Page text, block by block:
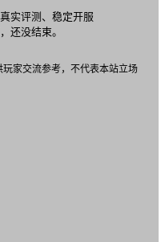
实评测、稳定开服
还没结束。
玩家交流参考，不代表本站立场